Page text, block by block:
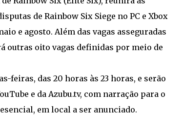
de Rainbow Six Siege no PC e Xbox
e agosto. Além das vagas asseguradas
outras oito vagas definidas por meio de
feiras, das 20 horas às 23 horas, e serão
e da Azubu.tv, com narração para o
em local a ser anunciado.